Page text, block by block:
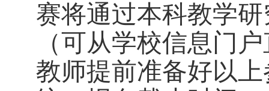
赛将通过本科教学
（可从学校信息门
教师提前准备好以